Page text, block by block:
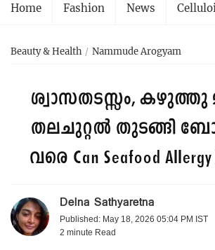
Home Fashion News
Beauty & Health Nammude Arogyam
ശ്വാസതടസ്സം,
തലചുറ്റൽ തുടങ്ങി
വരെ Can Seafood
Delna Sathyaretna
Published: May 18, 2026 05:04 PM IST
2 minute Read